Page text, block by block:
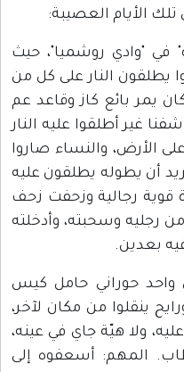
تلك الأيام العصيبة:
في "وادي روشميا"، حيث
يطلقون النار على كل من
يمر بائع كاز وقاعد عم
غير أطلقوا عليه النار
الأرض، والنساء صاروا
أن يطوله يطلقون عليه
رجالية وزحفت زحف
رجليه وسحبته، وأدخلته
بعدين.
واحد حوراني حامل كيس
ينقلوا من مكان لآخر،
ولا هيّة جاي في عينه،
المهم: أسعفوه إلى